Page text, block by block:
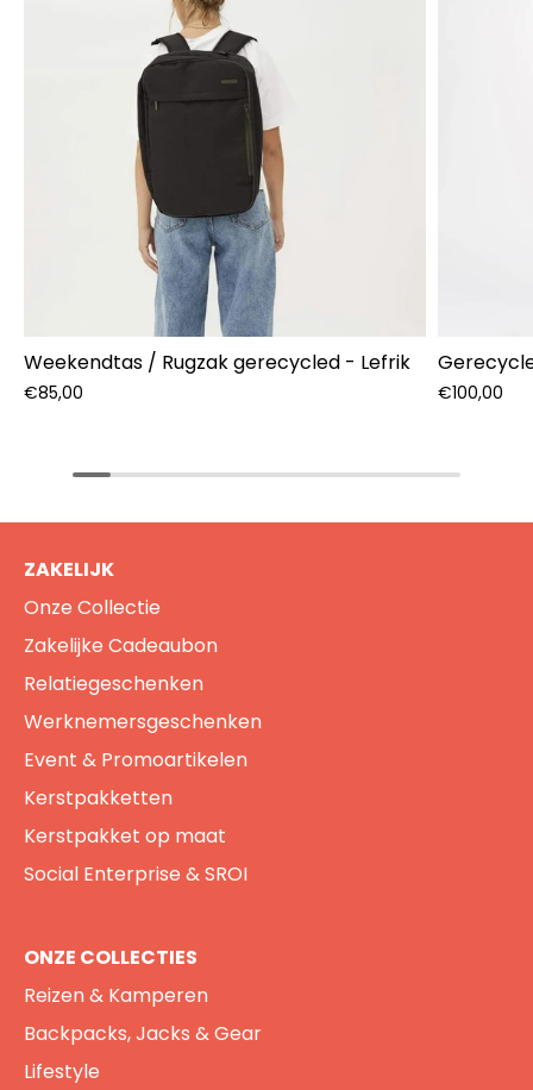
Weekendtas / Rugzak gerecycled - Lefrik
€85,00 €100,00
ZAKELIJK
Onze Collectie
Zakelijke Cadeaubon
Relatiegeschenken
Werknemersgeschenken
Event & Promoartikelen
Kerstpakketten
Kerstpakket op maat
Social Enterprise & SROI
ONZE COLLECTIES
Reizen & Kamperen
Backpacks, Jacks & Gear
Lifestyle